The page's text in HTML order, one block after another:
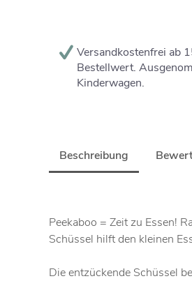
Versandkostenfrei ab
Bestellwert.
Kinderwagen.
Beschreibung
Peekaboo = Zeit zu Essen!
Schüssel hilft den kleinen
Die entzückende Schüssel